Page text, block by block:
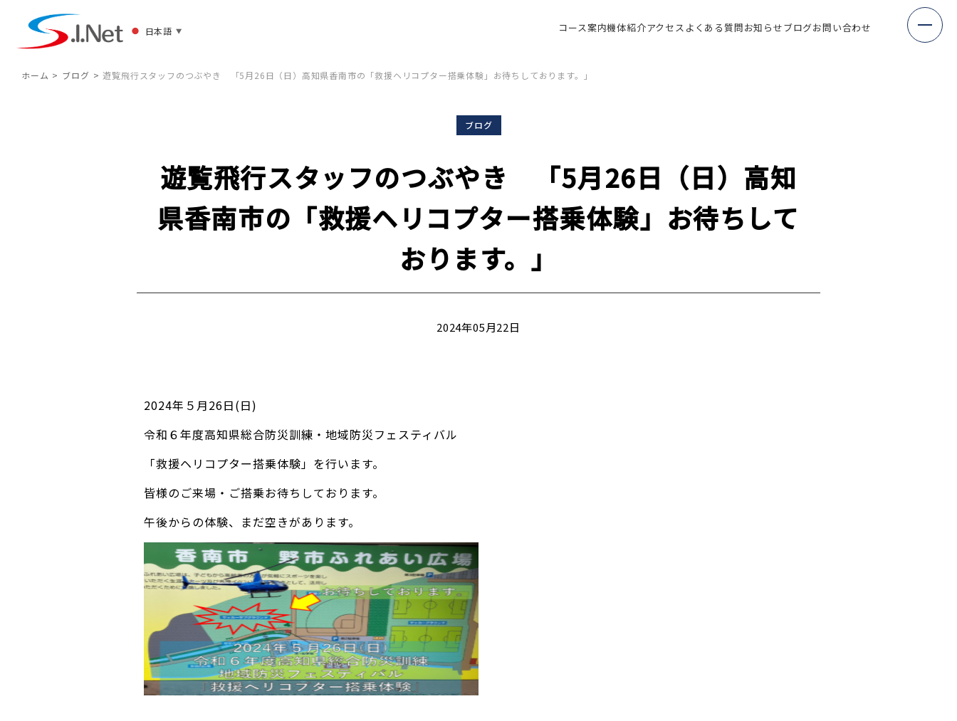
日本語 ▼ コース案内機体紹介アクセス よくある質問お知らせブログお問い合わせ
ホーム ブログ 遊覧飛行スタッフのつぶやき 「5月26日（日）高知県香南市の「救援ヘリコプター搭乗体験」お待ちしております。」
ブログ
遊覧飛行スタッフのつぶやき 「5月26日（日）高知
県香南市の「救援ヘリコプター搭乗体験」お待ちして
おります。」
2024年05月22日
2024年５月26日(日)
令和６年度高知県総合防災訓練・地域防災フェスティバル
「救援ヘリコプター搭乗体験」を行います。
皆様のご来場・ご搭乗お待ちしております。
午後からの体験、まだ空きがあります。